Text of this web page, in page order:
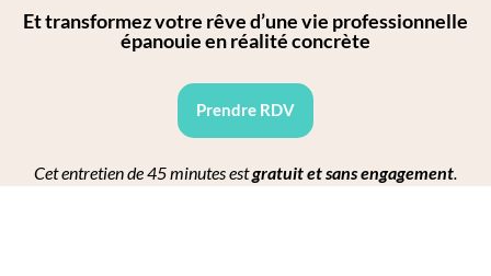
Et transformez votre rêve d’une vie professionnelle
épanouie en réalité concrète
Prendre RDV
Cet entretien de 45 minutes estgratuit et sans engagement.